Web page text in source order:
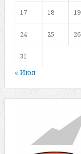
17 18 19
24 25 26
31
« Июл